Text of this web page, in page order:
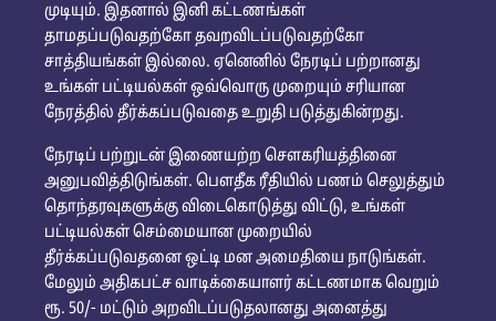
முடியும். இதனால் இனி கட்டணங்கள்
தாமதப்படுவதற்கோ தவறவிடப்படுவதற்கோ
சாத்தியங்கள் இல்லை. ஏனெனில் நேரடிப் பற்றானது
உங்கள் பட்டியல்கள் ஒவ்வொரு முறையும் சரியான
நேரத்தில் தீர்க்கப்படுவதை உறுதி படுத்துகின்றது.
நேரடிப் பற்றுடன் இணையற்ற சௌகரியத்தினை
அனுபவித்திடுங்கள். பௌதீக ரீதியில் பணம் செலுத்தும்
தொந்தரவுகளுக்கு விடைகொடுத்து விட்டு, உங்கள்
பட்டியல்கள் செம்மையான முறையில்
தீர்க்கப்படுவதனை ஒட்டி மன அமைதியை நாடுங்கள்.
மேலும் அதிகபட்ச வாடிக்கையாளர் கட்டணமாக வெறும்
ரூ. 50/- மட்டும் அறவிடப்படுதலானது அனைத்து